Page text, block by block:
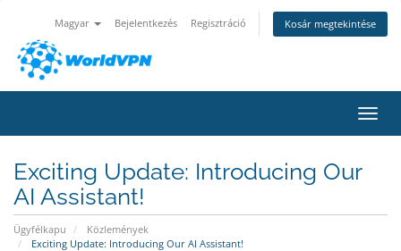
Magyar Bejelentkezés Regisztráció Kosár megtekintése
Exciting Update: Introducing Our
AI Assistant!
Ügyfélkapu
Közlemények
Exciting Update: Introducing Our AI Assistant!